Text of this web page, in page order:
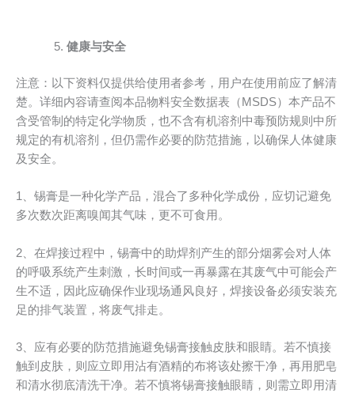
健康与安全
注意：以下资料仅提供给使用者参考，用户在使用前应了解清
楚。详细内容请查阅本品物料安全数据表（MSDS）本产品不
含受管制的特定化学物质，也不含有机溶剂中毒预防规则中所
规定的有机溶剂，但仍需作必要的防范措施，以确保人体健康
及安全。
1、锡膏是一种化学产品，混合了多种化学成份，应切记避免
多次数次距离嗅闻其气味，更不可食用。
2、在焊接过程中，锡膏中的助焊剂产生的部分烟雾会对人体
的呼吸系统产生刺激，长时间或一再暴露在其废气中可能会产
生不适，因此应确保作业现场通风良好，焊接设备必须安装充
足的排气装置，将废气排走。
3、应有必要的防范措施避免锡膏接触皮肤和眼睛。若不慎接
触到皮肤，则应立即用沾有酒精的布将该处擦干净，再用肥皂
和清水彻底清洗干净。若不慎将锡膏接触眼睛，则需立即用清